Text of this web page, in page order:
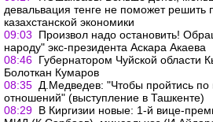
девальвация тенге не поможет решить
казахстанской экономики
09:03
Произвол надо остановить!
народу" экс-президента Аскара Акаева
08:46 Губернатором Чуйской области
Болоткан Кумаров
08:35 Д.Медведев: "Чтобы пройтись
отношений" (выступление в Ташкенте)
08:29 В Киргизии новые: 1-й вице-